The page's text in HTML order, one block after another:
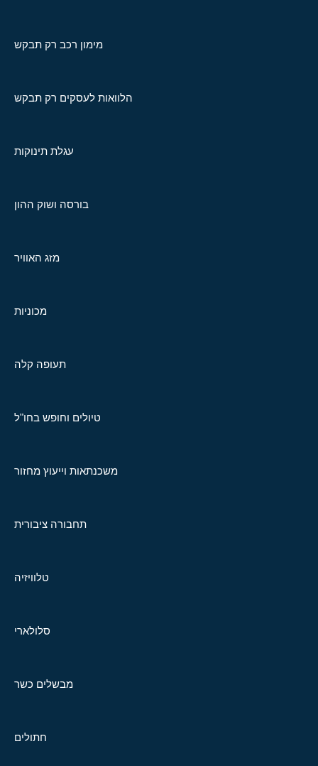
מימון רכב רק תבקש
הלוואות לעסקים רק תבקש
עגלת תינוקות
בורסה ושוק ההון
מזג האוויר
מכוניות
תעופה קלה
טיולים וחופש בחו"ל
משכנתאות וייעוץ מחזור
תחבורה ציבורית
טלוויזיה
סלולארי
מבשלים כשר
חתולים